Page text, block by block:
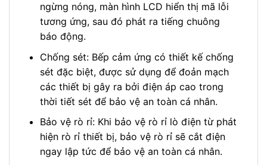
ngừng nóng, màn hình LCD hiển thị mã lỗi
tương ứng, sau đó phát ra tiếng chuông
báo động.
Chống sét: Bếp cảm ứng có thiết kế chống
sét đặc biệt, được sử dụng để đoản mạch
các thiết bị gây ra bởi điện áp cao trong
thời tiết sét để bảo vệ an toàn cá nhân.
Bảo vệ rò rỉ: Khi bảo vệ rò rỉ lò điện từ phát
hiện rò rỉ thiết bị, bảo vệ rò rỉ sẽ cắt điện
ngay lập tức để bảo vệ an toàn cá nhân.